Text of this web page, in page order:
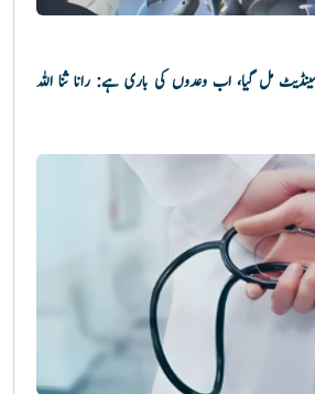
مل گیا، اب وعدوں کی باری ہے: رانا ثنا اللہ